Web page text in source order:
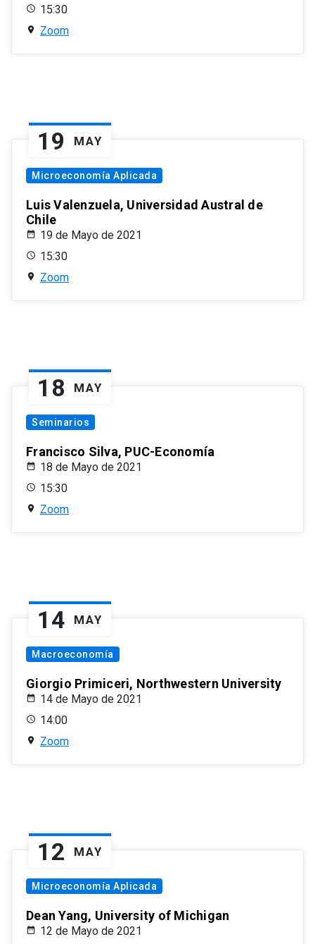
15:30
Zoom
19 MAY
Microeconomía Aplicada
Luis Valenzuela, Universidad Austral de
Chile
19 de Mayo de 2021
15:30
Zoom
18 MAY
Seminarios
Francisco Silva, PUC-Economía
18 de Mayo de 2021
15:30
Zoom
14 MAY
Macroeconomía
Giorgio Primiceri, Northwestern University
14 de Mayo de 2021
14:00
Zoom
12 MAY
Microeconomía Aplicada
Dean Yang, University of Michigan
12 de Mayo de 2021